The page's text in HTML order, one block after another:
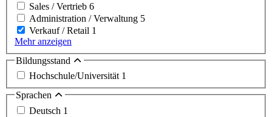
Sales / Vertrieb 6
Administration / Verwaltung 5
Verkauf / Retail 1
Mehr anzeigen
Bildungsstand
Hochschule/Universität 1
Sprachen
Deutsch 1